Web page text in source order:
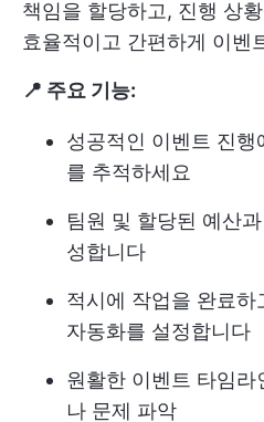
책임을 할당하고, 진행 상
효율적이고 간편하게 이벤
📍 주요 기능:
성공적인 이벤트 진
를 추적하세요
팀원 및 할당된 예산
성합니다
적시에 작업을 완료하
자동화를 설정합니다
원활한 이벤트 타임라
나 문제 파악